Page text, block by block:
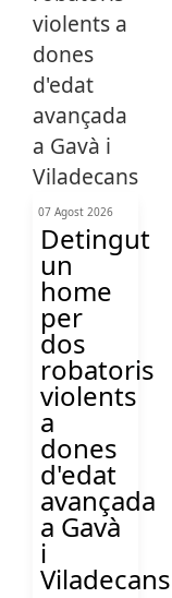
07 Agost 2026
Detingut
un
home
per
dos
robatoris
violents
a
dones
d'edat
avançada
a Gavà
i
Viladecans